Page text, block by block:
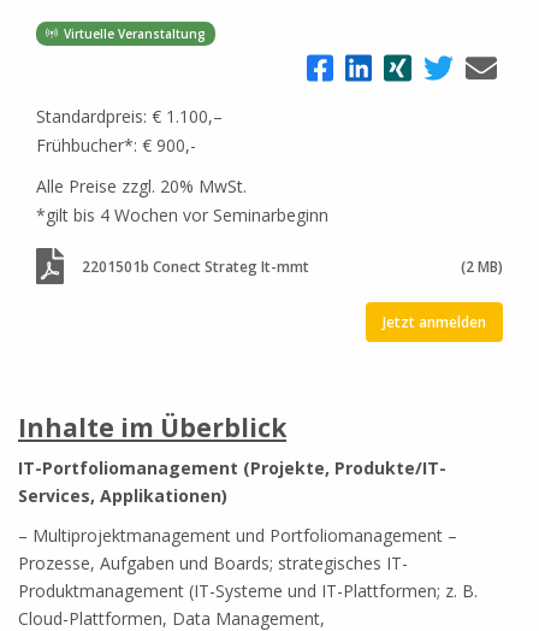
Virtuelle Veranstaltung
Standardpreis: € 1.100,–
Frühbucher*: € 900,-
Alle Preise zzgl. 20% MwSt.
*gilt bis 4 Wochen vor Seminarbeginn
2201501b Conect Strateg It-mmt (2 MB)
Jetzt anmelden
Inhalte im Überblick
IT-Portfoliomanagement (Projekte, Produkte/IT-
Services, Applikationen)
– Multiprojektmanagement und Portfoliomanagement –
Prozesse, Aufgaben und Boards; strategisches IT-
Produktmanagement (IT-Systeme und IT-Plattformen; z. B.
Cloud-Plattformen, Data Management,